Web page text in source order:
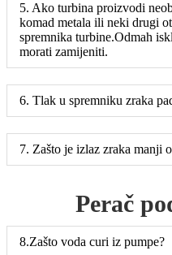
5. Ako turbina proizvodi
komad metala ili neki drugi
spremnika turbine.Odmah
morati zamijeniti.
6. Tlak u spremniku zraka
7. Zašto je izlaz zraka manji
Perač
8.Zašto voda curi iz pumpe?